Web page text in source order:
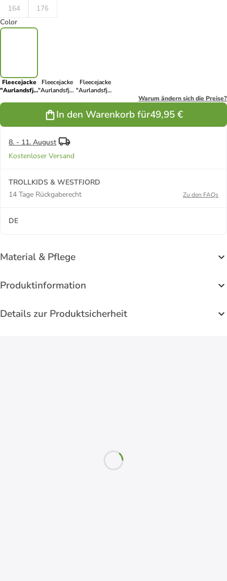
164 176
Color
Fleecejacke
"Aurlandsfjord"
Fleecejacke
"Aurlandsfjord"
Fleecejacke
"Aurlandsfjord"
Warum ändern sich die Preise?
In den Warenkorb für49,95 €
8. - 11. August
Kostenloser Versand
TROLLKIDS & WESTFJORD
14 Tage Rückgaberecht
Zu den FAQs
DE
Material & Pflege
Produktinformation
Details zur Produktsicherheit